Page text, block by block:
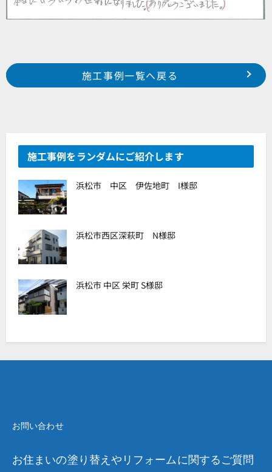
Prev
浜松市 中区 萩丘町 T様邸施工事例一覧へ戻る
施工事例をランダムにご紹介します
浜松市 中区 伊佐地町 I様邸
浜松市西区深萩町 N様邸
浜松市 中区 栄町 S様邸
お問い合わせ
お住まいの塗り替えやリフォームに関するご質問